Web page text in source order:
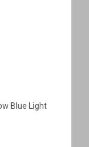
Blue Light